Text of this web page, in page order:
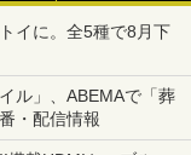
イに。全5種で8月下
ル」、ABEMAで「葬
・配信情報